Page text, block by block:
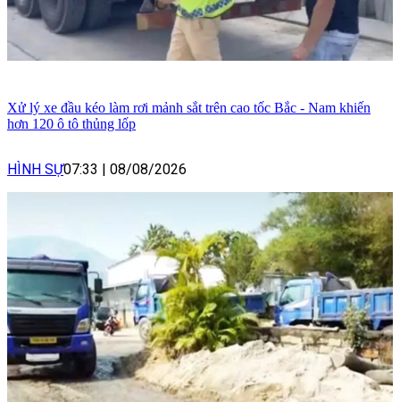
Xử lý xe đầu kéo làm rơi mảnh sắt trên cao tốc Bắc - Nam khiến
hơn 120 ô tô thủng lốp
HÌNH SỰ07:33 08/08/2026